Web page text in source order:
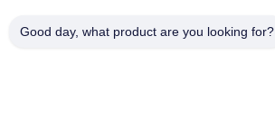
Tur Pabrik
Good day, what product are you looking for?